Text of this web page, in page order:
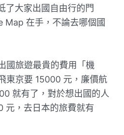
了大家出國自由行的門
Map 在手，不論去哪個國
國旅遊最貴的費用「機
東京要 15000 元，廉價航
就有了，對於想出國的人
元，去日本的旅費就有